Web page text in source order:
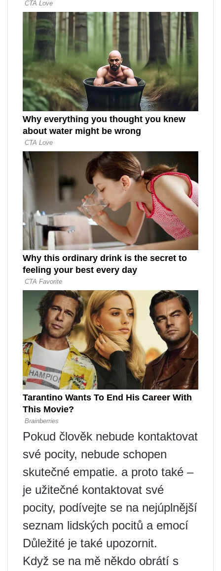
Pokud člověk nebude kontaktovat
své pocity, nebude schopen
skutečné empatie. a proto také –
je užitečné kontaktovat své
pocity, podívejte se na nejúplnější
seznam lidských pocitů a emocí
Důležité je také upozornit.
Když se na mě někdo obrátí s